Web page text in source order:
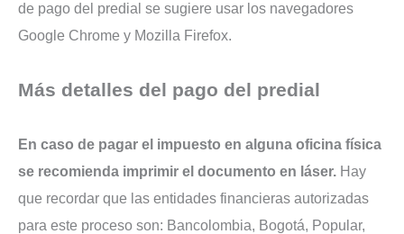
de pago del predial se sugiere usar los navegadores
Google Chrome y Mozilla Firefox.
Más detalles del pago del predial
En caso de pagar el impuesto en alguna oficina física
se recomienda imprimir el documento en láser. Hay
que recordar que las entidades financieras autorizadas
para este proceso son: Bancolombia, Bogotá, Popular,